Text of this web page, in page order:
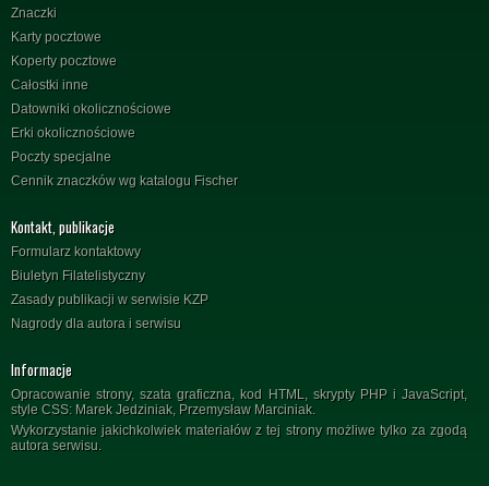
Znaczki
Karty pocztowe
Koperty pocztowe
Całostki inne
Datowniki okolicznościowe
Erki okolicznościowe
Poczty specjalne
Cennik znaczków wg katalogu Fischer
Kontakt, publikacje
Formularz kontaktowy
Biuletyn Filatelistyczny
Zasady publikacji w serwisie KZP
Nagrody dla autora i serwisu
Informacje
Opracowanie strony, szata graficzna, kod HTML, skrypty PHP i JavaScript,
style CSS: Marek Jedziniak, Przemysław Marciniak.
Wykorzystanie jakichkolwiek materiałów z tej strony możliwe tylko za zgodą
autora serwisu.